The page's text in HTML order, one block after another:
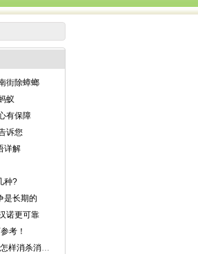
街除蟑螂
蚁
有保障
诉您
详解
种?
是长期的
诺更可靠
考！
杀消毒的？